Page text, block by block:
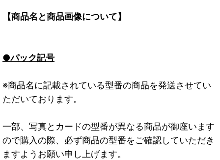
【商品名と商品画像について】
●パック記号
※商品名に記載されている型番の商品を発送させてい
ただいております。
一部、写真とカードの型番が異なる商品が御座います
ので購入の際、必ず商品の型番をご確認していただき
ますようお願い申し上げます。